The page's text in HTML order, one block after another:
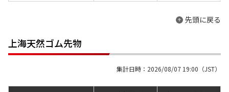
先頭に戻る
上海天然ゴム先物
集計日時：2026/08/07 19:00（JST）